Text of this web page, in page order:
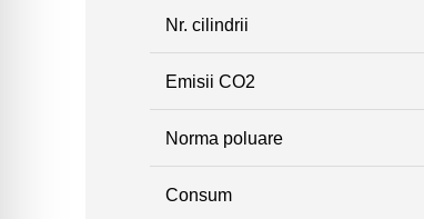
Nr. cilindrii
Emisii CO2
Norma poluare
Consum